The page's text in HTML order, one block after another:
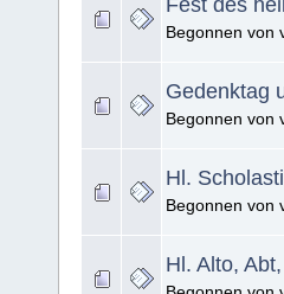
Fest des
Begonnen von
Gedenktag
Begonnen von
Hl.
Begonnen von
Hl. Alto,